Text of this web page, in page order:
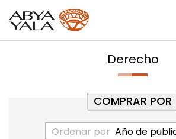
Derecho
Ordenar por
COMPRAR POR